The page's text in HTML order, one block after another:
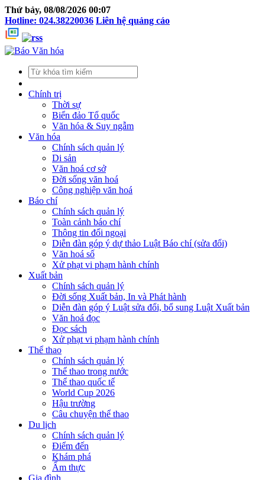
Thứ bảy, 08/08/2026 00:07
Hotline: 024.38220036 Liên hệ quảng cáo
Chính trị
Thời sự
Biển đảo Tổ quốc
Văn hóa & Suy ngẫm
Văn hóa
Chính sách quản lý
Di sản
Văn hoá cơ sở
Đời sống văn hoá
Công nghiệp văn hoá
Báo chí
Chính sách quản lý
Toàn cảnh báo chí
Thông tin đối ngoại
Diễn đàn góp ý dự thảo Luật Báo chí (sửa đổi)
Văn hoá số
Xử phạt vi phạm hành chính
Xuất bản
Chính sách quản lý
Đời sống Xuất bản, In và Phát hành
Diễn đàn góp ý Luật sửa đổi, bổ sung Luật Xuất bản
Văn hoá đọc
Đọc sách
Xử phạt vi phạm hành chính
Thể thao
Chính sách quản lý
Thể thao trong nước
Thể thao quốc tế
World Cup 2026
Hậu trường
Câu chuyện thể thao
Du lịch
Chính sách quản lý
Điểm đến
Khám phá
Ẩm thực
Gia đình